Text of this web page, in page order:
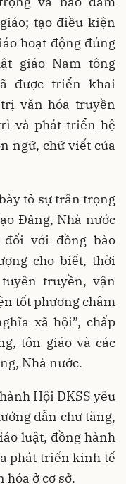
tạo điều kiện
hoạt động đúng
giáo Nam tông
được triển khai
văn hóa truyền
và phát triển hệ
ngữ, chữ viết của
tỏ sự trân trọng
Đảng, Nhà nước
với đồng bào
cho biết, thời
truyền, vận
tốt phương châm
xã hội”, chấp
tôn giáo và các
Nhà nước.
Hội ĐKSS yêu
dẫn chư tăng,
luật, đồng hành
phát triển kinh tế
ở cơ sở.